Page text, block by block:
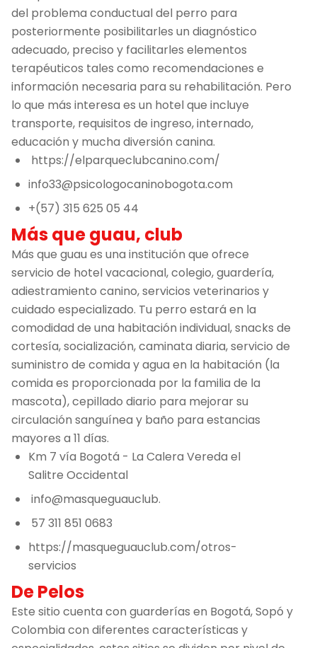
del problema conductual del perro para
posteriormente posibilitarles un diagnóstico
adecuado, preciso y facilitarles elementos
terapéuticos tales como recomendaciones e
información necesaria para su rehabilitación. Pero
lo que más interesa es un hotel que incluye
transporte, requisitos de ingreso, internado,
educación y mucha diversión canina.
https://elparqueclubcanino.com/
info33@psicologocaninobogota.com
+(57) 315 625 05 44
Más que guau, club
Más que guau es una institución que ofrece
servicio de hotel vacacional, colegio, guardería,
adiestramiento canino, servicios veterinarios y
cuidado especializado. Tu perro estará en la
comodidad de una habitación individual, snacks de
cortesía, socialización, caminata diaria, servicio de
suministro de comida y agua en la habitación (la
comida es proporcionada por la familia de la
mascota), cepillado diario para mejorar su
circulación sanguínea y baño para estancias
mayores a 11 días.
Km 7 vía Bogotá - La Calera Vereda el
Salitre Occidental
info@masqueguauclub.
57 311 851 0683
https://masqueguauclub.com/otros-
servicios
De Pelos
Este sitio cuenta con guarderías en Bogotá, Sopó y
Colombia con diferentes características y